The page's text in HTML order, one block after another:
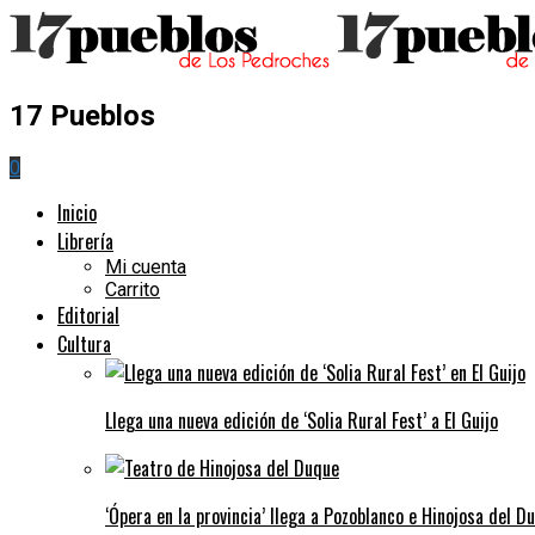
17 Pueblos
0
Inicio
Librería
Mi cuenta
Carrito
Editorial
Cultura
Llega una nueva edición de ‘Solia Rural Fest’ a El Guijo
‘Ópera en la provincia’ llega a Pozoblanco e Hinojosa del